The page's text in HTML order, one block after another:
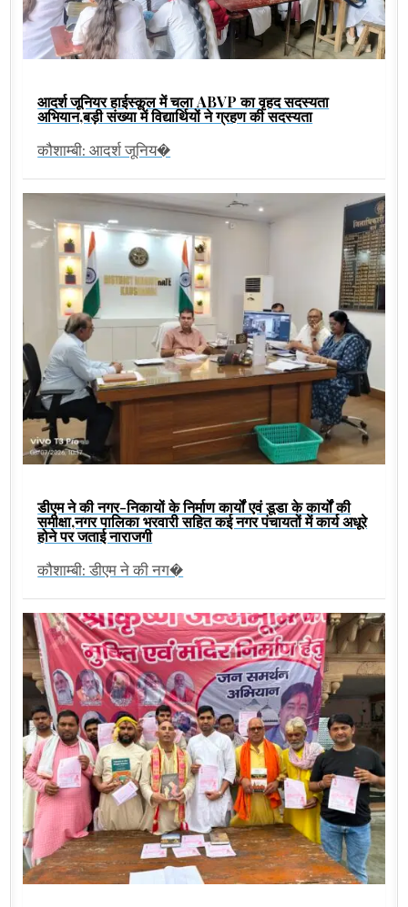
आदर्श जूनियर हाईस्कूल में चला ABVP का वृहद सदस्यता
अभियान,बड़ी संख्या में विद्यार्थियों ने ग्रहण की सदस्यता
कौशाम्बी: आदर्श जूनिय�
डीएम ने की नगर-निकायों के निर्माण कार्यों एवं डूडा के कार्यों की
समीक्षा,नगर पालिका भरवारी सहित कई नगर पंचायतों में कार्य अधूरे
होने पर जताई नाराजगी
कौशाम्बी: डीएम ने की नग�